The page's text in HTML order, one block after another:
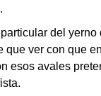
del yerno
que ver con que
esos avales